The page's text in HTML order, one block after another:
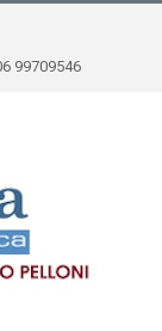
99709546